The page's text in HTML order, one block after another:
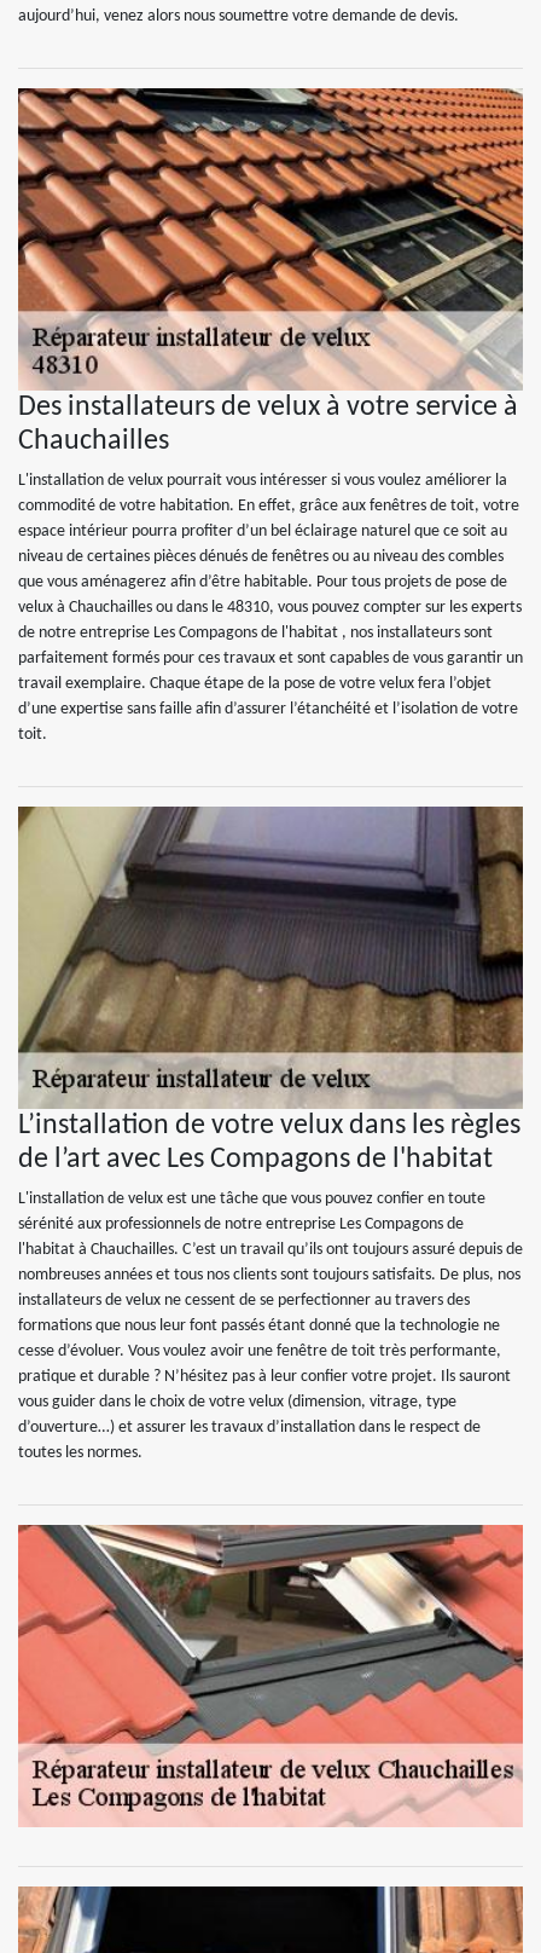
aujourd’hui, venez alors nous soumettre votre demande de devis.
Des installateurs de velux à votre service à
Chauchailles
L'installation de velux pourrait vous intéresser si vous voulez améliorer la
commodité de votre habitation. En effet, grâce aux fenêtres de toit, votre
espace intérieur pourra profiter d’un bel éclairage naturel que ce soit au
niveau de certaines pièces dénués de fenêtres ou au niveau des combles
que vous aménagerez afin d’être habitable. Pour tous projets de pose de
velux à Chauchailles ou dans le 48310, vous pouvez compter sur les experts
de notre entreprise Les Compagons de l'habitat , nos installateurs sont
parfaitement formés pour ces travaux et sont capables de vous garantir un
travail exemplaire. Chaque étape de la pose de votre velux fera l’objet
d’une expertise sans faille afin d’assurer l’étanchéité et l’isolation de votre
toit.
L’installation de votre velux dans les règles
de l’art avec Les Compagons de l'habitat
L'installation de velux est une tâche que vous pouvez confier en toute
sérénité aux professionnels de notre entreprise Les Compagons de
l'habitat à Chauchailles. C’est un travail qu’ils ont toujours assuré depuis de
nombreuses années et tous nos clients sont toujours satisfaits. De plus, nos
installateurs de velux ne cessent de se perfectionner au travers des
formations que nous leur font passés étant donné que la technologie ne
cesse d’évoluer. Vous voulez avoir une fenêtre de toit très performante,
pratique et durable ? N’hésitez pas à leur confier votre projet. Ils sauront
vous guider dans le choix de votre velux (dimension, vitrage, type
d’ouverture…) et assurer les travaux d’installation dans le respect de
toutes les normes.